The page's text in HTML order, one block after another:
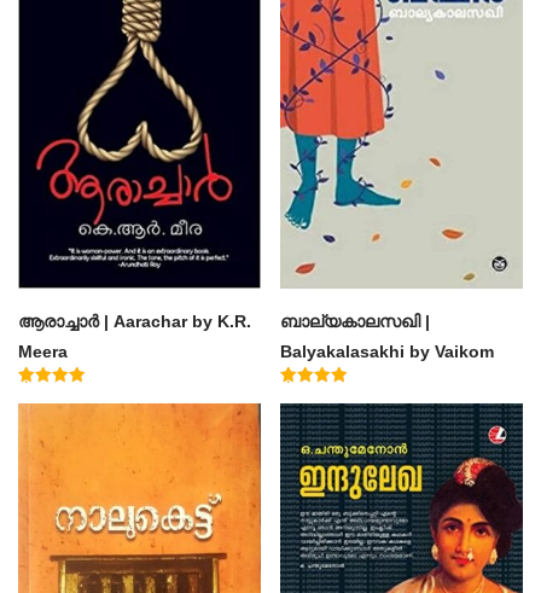
ആരാച്ചാര്‍ | Aarachar by K.R.
Meera
ബാല്യകാലസഖി |
Balyakalasakhi by Vaikom
Muhammad Basheer
4.60
out of 5